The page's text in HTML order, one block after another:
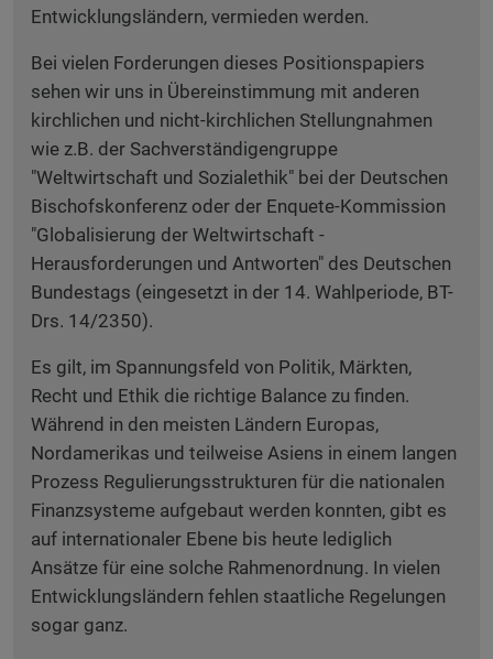
Entwicklungsländern, vermieden werden.
Bei vielen Forderungen dieses Positionspapiers
sehen wir uns in Übereinstimmung mit anderen
kirchlichen und nicht-kirchlichen Stellungnahmen
wie z.B. der Sachverständigengruppe
"Weltwirtschaft und Sozialethik" bei der Deutschen
Bischofskonferenz oder der Enquete-Kommission
"Globalisierung der Weltwirtschaft -
Herausforderungen und Antworten" des Deutschen
Bundestags (eingesetzt in der 14. Wahlperiode, BT-
Drs. 14/2350).
Es gilt, im Spannungsfeld von Politik, Märkten,
Recht und Ethik die richtige Balance zu finden.
Während in den meisten Ländern Europas,
Nordamerikas und teilweise Asiens in einem langen
Prozess Regulierungsstrukturen für die nationalen
Finanzsysteme aufgebaut werden konnten, gibt es
auf internationaler Ebene bis heute lediglich
Ansätze für eine solche Rahmenordnung. In vielen
Entwicklungsländern fehlen staatliche Regelungen
sogar ganz.